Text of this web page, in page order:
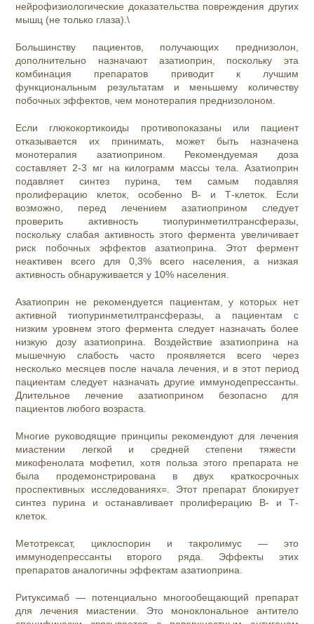
нейрофизиологические доказательства повреждения других
мышц (не только глаза).\
Большинству пациентов, получающих преднизолон,
дополнительно назначают азатиоприн, поскольку эта
комбинация препаратов приводит к лучшим
функциональным результатам и меньшему количеству
побочных эффектов, чем монотерапия преднизолоном.
Если глюкокортикоиды противопоказаны или пациент
отказывается их принимать, может быть назначена
монотерапия азатиоприном. Рекомендуемая доза
составляет 2-3 мг на килограмм массы тела. Азатиоприн
подавляет синтез пурина, тем самым подавляя
пролиферацию клеток, особенно В- и Т-клеток. Если
возможно, перед лечением азатиоприном следует
проверить активность тиопуринметилтрансферазы,
поскольку слабая активность этого фермента увеличивает
риск побочных эффектов азатиоприна. Этот фермент
неактивен всего для 0,3% всего населения, а низкая
активность обнаруживается у 10% населения.
Азатиоприн не рекомендуется пациентам, у которых нет
активной тиопуринметилтрансферазы, а пациентам с
низким уровнем этого фермента следует назначать более
низкую дозу азатиоприна. Воздействие азатиоприна на
мышечную слабость часто проявляется всего через
несколько месяцев после начала лечения, и в этот период
пациентам следует назначать другие иммунодепрессанты.
Длительное лечение азатиоприном безопасно для
пациентов любого возраста.
Многие руководящие принципы рекомендуют для лечения
миастении легкой и средней степени тяжести
микофенолата мофетил, хотя польза этого препарата не
была продемонстрирована в двух краткосрочных
проспективных исследованиях=. Этот препарат блокирует
синтез пурина и останавливает пролиферацию В- и Т-
клеток.
Метотрексат, циклоспорин и такролимус — это
иммунодепрессанты второго ряда. Эффекты этих
препаратов аналогичны эффектам азатиоприна.
Ритуксимаб — потенциально многообещающий препарат
для лечения миастении. Это моноклональное антитело